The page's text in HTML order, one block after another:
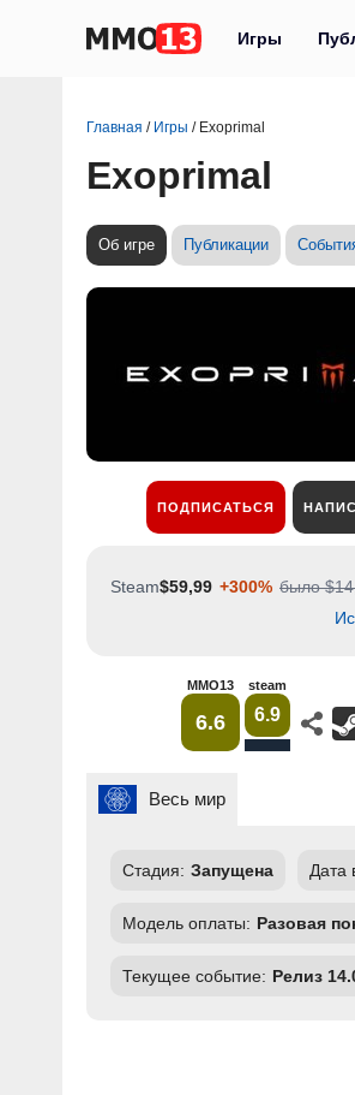
Игры
Главная / Игры / Exoprimal
Exoprimal
Об игре Публикации
ПОДПИСАТЬСЯ
Steam$59,99 +300% было
MMO13
6.6
steam
6.9
Весь мир
Стадия: Запущена Дата
Модель оплаты: Разовая
Текущее событие: Релиз